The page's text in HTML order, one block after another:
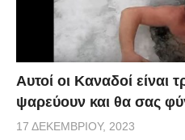
Αυτοί οι Καναδοί είναι
ψαρεύουν και θα σας
17 ΔΕΚΕΜΒΡΊΟΥ, 2023